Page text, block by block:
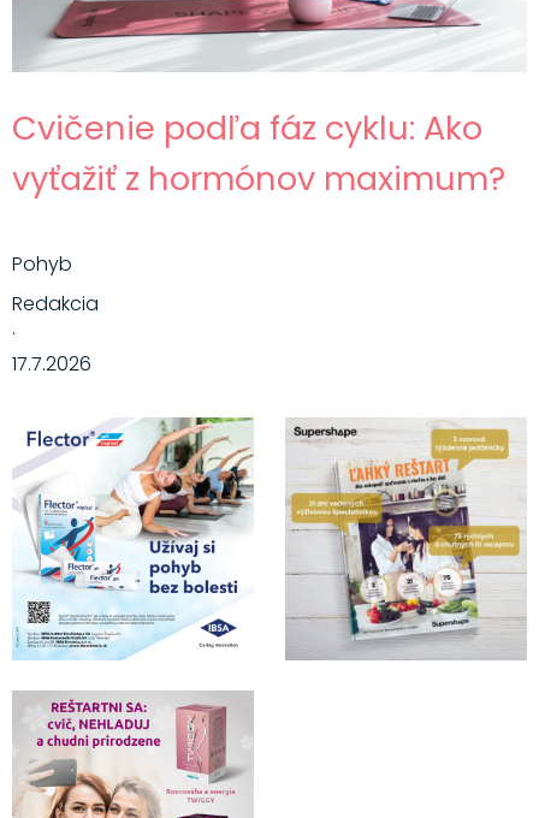
Cvičenie podľa fáz cyklu: Ako
vyťažiť z hormónov maximum?
Pohyb
Redakcia
·
17.7.2026